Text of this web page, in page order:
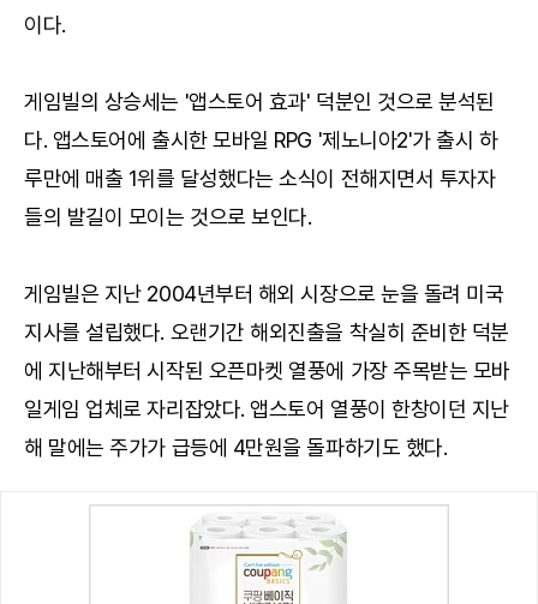
이다.
게임빌의 상승세는 '앱스토어 효과' 덕분인 것으로 분석된
다. 앱스토어에 출시한 모바일 RPG '제노니아2'가 출시 하
루만에 매출 1위를 달성했다는 소식이 전해지면서 투자자
들의 발길이 모이는 것으로 보인다.
게임빌은 지난 2004년부터 해외 시장으로 눈을 돌려 미국
지사를 설립했다. 오랜기간 해외진출을 착실히 준비한 덕분
에 지난해부터 시작된 오픈마켓 열풍에 가장 주목받는 모바
일게임 업체로 자리잡았다. 앱스토어 열풍이 한창이던 지난
해 말에는 주가가 급등에 4만원을 돌파하기도 했다.